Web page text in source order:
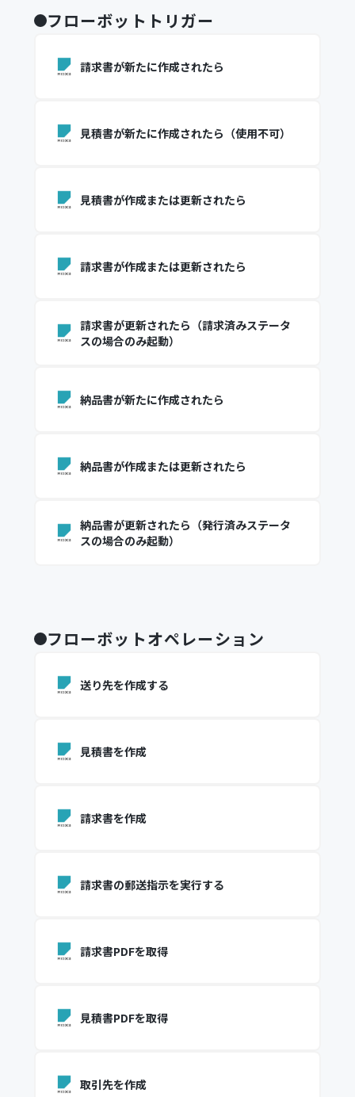
フローボットトリガー
請求書が新たに作成されたら
見積書が新たに作成されたら（使用不可）
見積書が作成または更新されたら
請求書が作成または更新されたら
請求書が更新されたら（請求済みステータ
スの場合のみ起動）
納品書が新たに作成されたら
納品書が作成または更新されたら
納品書が更新されたら（発行済みステータ
スの場合のみ起動）
フローボットオペレーション
送り先を作成する
見積書を作成
請求書を作成
請求書の郵送指示を実行する
請求書PDFを取得
見積書PDFを取得
取引先を作成